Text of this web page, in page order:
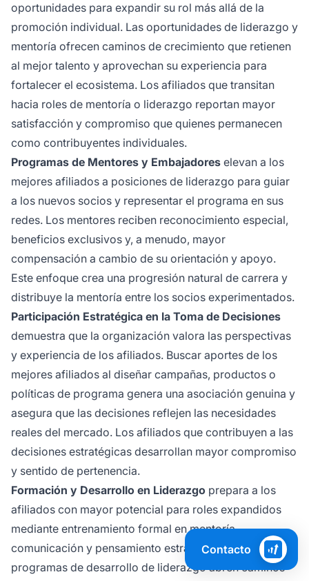
oportunidades para expandir su rol más allá de la
promoción individual. Las oportunidades de liderazgo y
mentoría ofrecen caminos de crecimiento que retienen
al mejor talento y aprovechan su experiencia para
fortalecer el ecosistema. Los afiliados que transitan
hacia roles de mentoría o liderazgo reportan mayor
satisfacción y compromiso que quienes permanecen
como contribuyentes individuales.
Programas de Mentores y Embajadores elevan a los
mejores afiliados a posiciones de liderazgo para guiar
a los nuevos socios y representar el programa en sus
redes. Los mentores reciben reconocimiento especial,
beneficios exclusivos y, a menudo, mayor
compensación a cambio de su orientación y apoyo.
Este enfoque crea una progresión natural de carrera y
distribuye la mentoría entre los socios experimentados.
Participación Estratégica en la Toma de Decisiones
demuestra que la organización valora las perspectivas
y experiencia de los afiliados. Buscar aportes de los
mejores afiliados al diseñar campañas, productos o
políticas de programa genera una asociación genuina y
asegura que las decisiones reflejen las necesidades
reales del mercado. Los afiliados que contribuyen a las
decisiones estratégicas desarrollan mayor compromiso
y sentido de pertenencia.
Formación y Desarrollo en Liderazgo prepara a los
afiliados con mayor potencial para roles expandidos
mediante entrenamiento formal en mentoría,
comunicación y pensamiento estratégico. Los
programas de desarrollo de liderazgo abren caminos
Contacto